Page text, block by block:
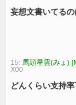
妄想文書いてる
15: 馬頭星雲(みょ)
X00
どんくらい支持